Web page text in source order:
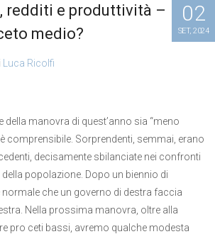
02
SET, 2024
redditi e produttività –
medio?
Luca Ricolfi
della manovra di quest’anno sia “meno
comprensibile. Sorprendenti, semmai, erano
decisamente sbilanciate nei confronti
popolazione. Dopo un biennio di
normale che un governo di destra faccia
Nella prossima manovra, oltre alla
pro ceti bassi, avremo qualche modesta